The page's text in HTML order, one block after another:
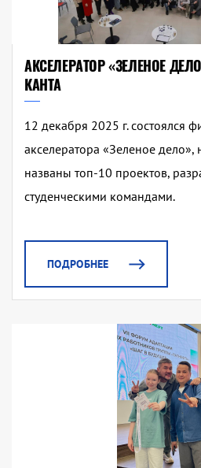
АКСЕЛЕРАТОР «ЗЕЛЕНОЕ
КАНТА
12 декабря 2025 г. состоялся
акселератора «Зеленое
названы топ-10 проектов,
студенческими командами.
ПОДРОБНЕЕ